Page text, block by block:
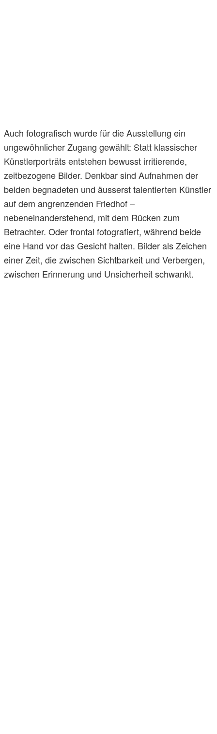
Auch fotografisch wurde für die Ausstellung ein
ungewöhnlicher Zugang gewählt: Statt klassischer
Künstlerporträts entstehen bewusst irritierende,
zeitbezogene Bilder. Denkbar sind Aufnahmen der
beiden begnadeten und äusserst talentierten Künstler
auf dem angrenzenden Friedhof –
nebeneinanderstehend, mit dem Rücken zum
Betrachter. Oder frontal fotografiert, während beide
eine Hand vor das Gesicht halten. Bilder als Zeichen
einer Zeit, die zwischen Sichtbarkeit und Verbergen,
zwischen Erinnerung und Unsicherheit schwankt.